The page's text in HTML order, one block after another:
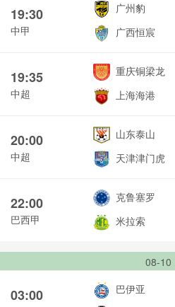
19:30
中甲
广州豹
广西恒宸
19:35
中超
重庆铜梁龙
上海海港
20:00
中超
山东泰山
天津津门虎
22:00
巴西甲
克鲁塞罗
米拉索
08-10
03:00
巴伊亚